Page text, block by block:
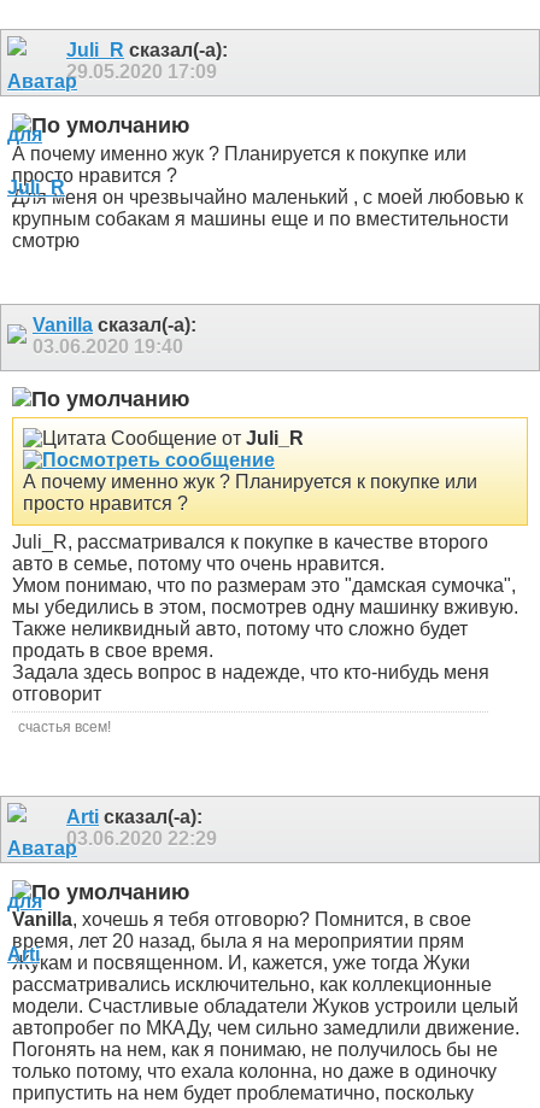
Juli_R сказал(-а):
29.05.2020 17:09
А почему именно жук ? Планируется к покупке или
просто нравится ?
Для меня он чрезвычайно маленький , с моей любовью к
крупным собакам я машины еще и по вместительности
смотрю
Vanilla сказал(-а):
03.06.2020 19:40
Сообщение от Juli_R
А почему именно жук ? Планируется к покупке или
просто нравится ?
Juli_R, рассматривался к покупке в качестве второго
авто в семье, потому что очень нравится.
Умом понимаю, что по размерам это "дамская сумочка",
мы убедились в этом, посмотрев одну машинку вживую.
Также неликвидный авто, потому что сложно будет
продать в свое время.
Задала здесь вопрос в надежде, что кто-нибудь меня
отговорит
счастья всем!
Arti сказал(-а):
03.06.2020 22:29
Vanilla, хочешь я тебя отговорю? Помнится, в свое
время, лет 20 назад, была я на мероприятии прям
Жукам и посвященном. И, кажется, уже тогда Жуки
рассматривались исключительно, как коллекционные
модели. Счастливые обладатели Жуков устроили целый
автопробег по МКАДу, чем сильно замедлили движение.
Погонять на нем, как я понимаю, не получилось бы не
только потому, что ехала колонна, но даже в одиночку
припустить на нем будет проблематично, поскольку